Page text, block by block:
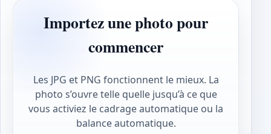
Importez une photo pour
commencer
Les JPG et PNG fonctionnent le mieux. La
photo s’ouvre telle quelle jusqu’à ce que
vous activiez le cadrage automatique ou la
balance automatique.